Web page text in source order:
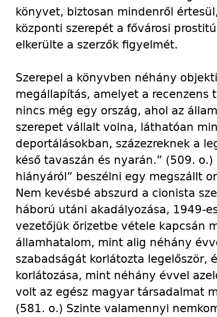
könyvet, biztosan mindenről
központi szerepét a fővárosi
elkerülte a szerzők figyelmét.
Szerepel a könyvben néhány
megállapítás, amelyet a
nincs még egy ország, ahol az
szerepet vállalt volna, láthatóan
deportálásokban, százezreknek a
késő tavaszán és nyarán.” (509.
hiányáról” beszélni egy megszállt
Nem kevésbé abszurd a cionista
háború utáni akadályozása, 1949-
vezetőjük őrizetbe vétele kapcsán
államhatalom, mint alig néhány
szabadságát korlátozta legelőször,
korlátozása, mint néhány évvel
volt az egész magyar társadalmat
(581. o.) Szinte valamennyi